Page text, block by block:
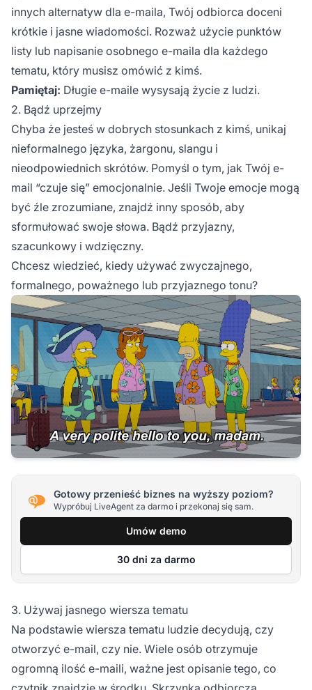
innych alternatyw dla e-maila, Twój odbiorca doceni
krótkie i jasne wiadomości. Rozważ użycie punktów
listy lub napisanie osobnego e-maila dla każdego
tematu, który musisz omówić z kimś.
Pamiętaj: Długie e-maile wysysają życie z ludzi.
2. Bądź uprzejmy
Chyba że jesteś w dobrych stosunkach z kimś, unikaj
nieformalnego języka, żargonu, slangu i
nieodpowiednich skrótów. Pomyśl o tym, jak Twój e-
mail “czuje się” emocjonalnie. Jeśli Twoje emocje mogą
być źle zrozumiane, znajdź inny sposób, aby
sformułować swoje słowa. Bądź przyjazny,
szacunkowy i wdzięczny.
Chcesz wiedzieć, kiedy używać zwyczajnego,
formalnego, poważnego lub przyjaznego tonu?
Gotowy przenieść biznes na wyższy poziom?
Wypróbuj LiveAgent za darmo i przekonaj się sam.
Umów demo
30 dni za darmo
3. Używaj jasnego wiersza tematu
Na podstawie wiersza tematu ludzie decydują, czy
otworzyć e-mail, czy nie. Wiele osób otrzymuje
ogromną ilość e-maili, ważne jest opisanie tego, co